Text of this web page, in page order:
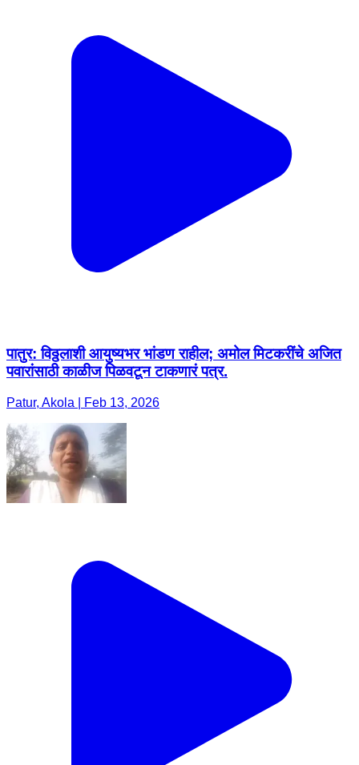
पातुर: विठ्ठलाशी आयुष्यभर भांडण राहील; अमोल मिटकरींचे अजित
पवारांसाठी काळीज पिळवटून टाकणारं पत्र.
Patur, Akola | Feb 13, 2026